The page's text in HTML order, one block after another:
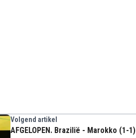
Volgend artikel
AFGELOPEN. Brazilië - Marokko (1-1)